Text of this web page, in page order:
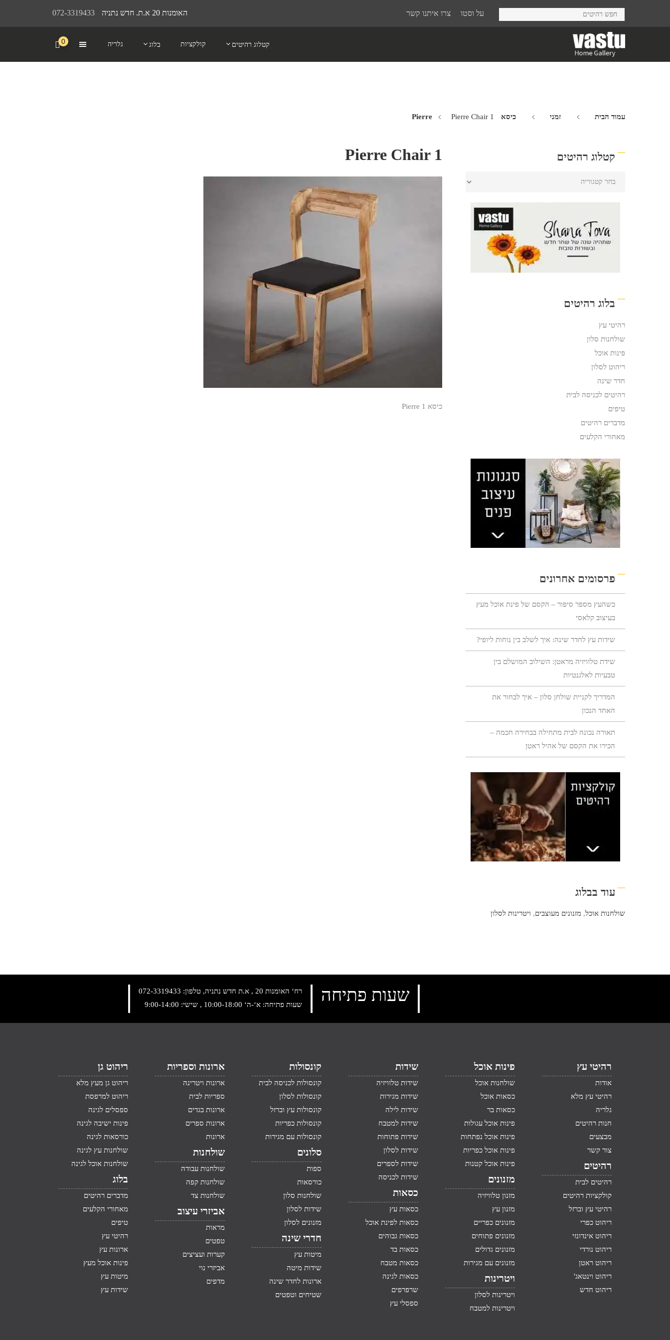
072-3319433 האומנות 20 א.ת. חדש נתניה על וסטו צרו איתנו קשר
קטלוג רהיטים קולקציות בלוג גלריה 0
עמוד הבית זמני כיסא Pierre Pierre Chair 1
Pierre Chair 1
כיסא Pierre 1
קטלוג רהיטים
בלוג רהיטים
רהיטי עץ
שולחנות סלון
פינות אוכל
ריהוט לסלון
חדר שינה
רהיטים לכניסה לבית
טיפים
מדברים רהיטים
מאחורי הקלעים
פרסומים אחרונים
כשהעץ מספר סיפור – הקסם של פינת אוכל מעץ
בעיצוב קלאסי
שידות עץ לחדר שינה: איך לשלב בין נוחות ליופי?
שידת טלוויזיה מראטן: השילוב המושלם בין
טבעיות לאלגנטיות
המדריך לקניית שולחן סלון – איך לבחור את
האחד הנכון
תאורה נכונה לבית מתחילה בבחירה חכמה –
הכירו את הקסם של אהיל ראטן
עוד בבלוג
שולחנות אוכל, מזנונים מעוצבים, ויטרינות לסלון
רח‘ האומנות 20 , א.ת חדש נתניה, טלפון:
072-3319433
שעות פתיחה: א‘-ה‘ 10:00-18:00 , שישי: 9:00-14:00
שעות פתיחה
רהיטי עץ
אודות
רהיטי עץ מלא
גלריה
חנות רהיטים
מבצעים
צור קשר
רהיטים
רהיטים לבית
קולקציות רהיטים
רהיטי עץ וברזל
ריהוט כפרי
ריהוט אינדונזי
ריהוט נורדי
ריהוט ראטן
ריהוט וינטאג'
ריהוט חדש
פינות אוכל
שולחנות אוכל
כסאות אוכל
כסאות בר
פינות אוכל עגולות
פינות אוכל נפתחות
פינות אוכל כפריות
פינות אוכל קטנות
מזנונים
מזנון טלוויזיה
מזנון עץ
מזנונים כפריים
מזנונים פתוחים
מזנונים גדולים
מזנונים עם מגירות
ויטרינות
ויטרינות לסלון
ויטרינות למטבח
שידות
שידות טלוויזיה
שידות מגירות
שידות לילה
שידות למטבח
שידות פתוחות
שידות לסלון
שידות לספרים
שידות לכניסה
כסאות
כסאות עץ
כסאות לפינת אוכל
כסאות גבוהים
כסאות בד
כסאות מטבח
כסאות לגינה
שרפרפים
ספסלי עץ
קונסולות
קונסולות לכניסה לבית
קונסולות לסלון
קונסולות עץ וברזל
קונסולות כפריות
קונסולות עם מגירות
סלונים
ספות
כורסאות
שולחנות סלון
שידות לסלון
מזנונים לסלון
חדרי שינה
מיטות עץ
שידות מיטה
ארונות לחדר שינה
שטיחים וטפטים
ארונות וספריות
ארונות ויטרינה
ספריות לבית
ארונות בגדים
ארונות ספרים
ארונות
שולחנות
שולחנות עבודה
שולחנות קפה
שולחנות צד
אביזרי עיצוב
מראות
טפטים
קערות ועציצים
אביזרי נוי
מדפים
ריהוט גן
ריהוט גן מעץ מלא
ריהוט למרפסת
ספסלים לגינה
פינות ישיבה לגינה
כורסאות לגינה
שולחנות עץ לגינה
שולחנות אוכל לגינה
בלוג
מדברים רהיטים
מאחורי הקלעים
טיפים
רהיטי עץ
ארונות עץ
פינות אוכל מעץ
מיטות עץ
שידות עץ